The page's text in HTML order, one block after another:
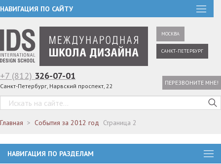
НАВИГАЦИЯ ПО САЙТУ
МОСКВА
САНКТ-ПЕТЕРБУРГ
+7 (812) 326-07-01
Санкт-Петербург, Нарвский проспект, 22 ПЕРЕЗВОНИТЕ МНЕ!
Главная События за 2012 год Страница 2
НАВИГАЦИЯ ПО РАЗДЕЛАМ